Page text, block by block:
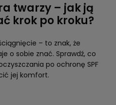
twarzy – jak ją
krok po kroku?
– to znak, że
o sobie znać. Sprawdź, co
po ochronę SPF
jej komfort.